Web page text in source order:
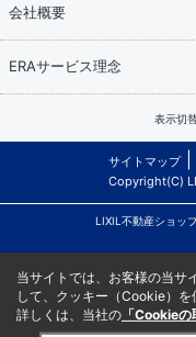
会社概要
ERAサービス理念
表示切
サイトマップ
Copyright(C)
LIXIL不動産ショッ
当サイトでは、お客様の当サ
して、クッキー（Cookie）を
詳しくは、当社の 「Cookieの